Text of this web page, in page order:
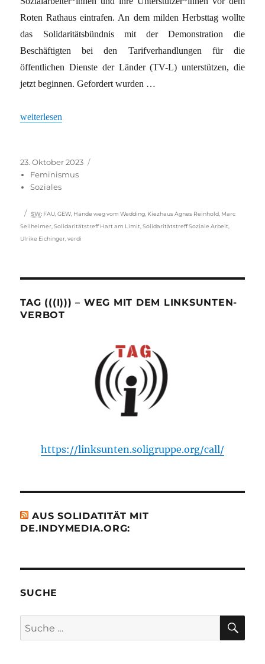
Roten Rathaus eintrafen. An dem milden Herbsttag wollte
das Solidaritätsbündnis mit der Demonstration die
Beschäftigten bei den Tarifverhandlungen für die
öffentlichen Dienste der Länder (TV-L) unterstützen, die
jetzt beginnen. Gefordert wurden …
„Ausgebrannt und unterbezahlt“
weiterlesen
Veröffentlicht
am
23. Oktober 2023
Feminismus
Soziales
Schlagwörter
SW: FAU ,GEW Hände weg vom Wedding Kiezhaus ­Agnes Reinhold Marc
Seilheimer ,Solidaritätstreff Hart am Limit ,Solidaritätstreff Soziale Arbeit
Ulrike Eichinger ,verdi
TAG (((I))) – WEG MIT DEM LINKSUNTEN-
VERBOT
https://linksunten.soligruppe.org/call/
AUS SOLIDATITÄT MIT
DE.INDYMEDIA.ORG:
SUCHE
Suche
nach: